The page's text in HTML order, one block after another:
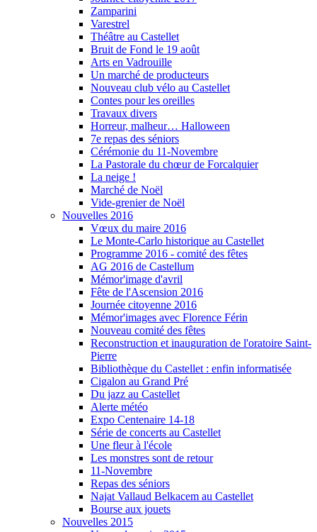
Zamparini
Varestrel
Théâtre au Castellet
Bruit de Fond le 19 août
Arts en Vadrouille
Un marché de producteurs
Nouveau club vélo au Castellet
Contes pour les oreilles
Travaux divers
Horreur, malheur… Halloween
7e repas des séniors
Cérémonie du 11-Novembre
La Pastorale du chœur de Forcalquier
La neige !
Marché de Noël
Vide-grenier de Noël
Nouvelles 2016
Vœux du maire 2016
Le Monte-Carlo historique au Castellet
Programme 2016 - comité des fêtes
AG 2016 de Castellum
Mémor'image d'avril
Fête de l'Ascension 2016
Journée citoyenne 2016
Mémor'images avec Florence Férin
Nouveau comité des fêtes
Reconstruction et inauguration de l'oratoire Saint-
Pierre
Bibliothèque du Castellet : enfin informatisée
Cigalon au Grand Pré
Du jazz au Castellet
Alerte météo
Expo Centenaire 14-18
Série de concerts au Castellet
Une fleur à l'école
Les monstres sont de retour
11-Novembre
Repas des séniors
Najat Vallaud Belkacem au Castellet
Bourse aux jouets
Nouvelles 2015